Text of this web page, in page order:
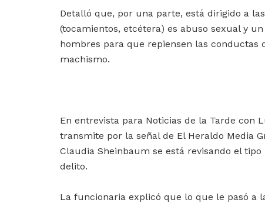
Detalló que, por una parte, está dirigido a
(tocamientos, etcétera) es abuso sexual y
hombres para que repiensen las
machismo.
En entrevista para Noticias de la Tarde con
transmite por la señal de El Heraldo Media
Claudia Sheinbaum se está revisando el
delito.
La funcionaria explicó que lo que le pasó a